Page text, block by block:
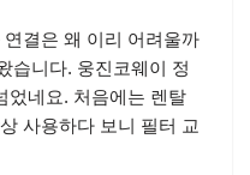
결은 왜 이리 어려울까
습니다. 웅진코웨이 정
었네요. 처음에는 렌탈
사용하다 보니 필터 교